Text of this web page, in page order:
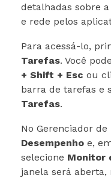
detalhadas sobre
e rede pelos
Para acessá-lo,
Tarefas. Você
+ Shift + Esc ou
barra de tarefas e
Tarefas.
No Gerenciador
Desempenho e,
selecione Monitor
janela será